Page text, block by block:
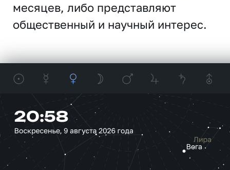
месяцев, либо представляют
общественный и научный интерес.